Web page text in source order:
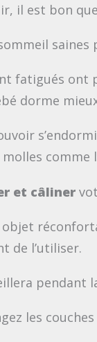
il est bon
fatigués ont
dorme
et câliner
de l’utiliser.
pendant
les